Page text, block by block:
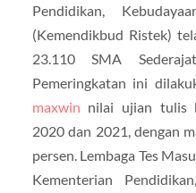
Pendidikan,
(Kemendikbud Ristek)
23.110 SMA
Pemeringkatan ini
maxwin nilai ujian tulis
2020 dan 2021, dengan
persen. Lembaga Tes
Kementerian